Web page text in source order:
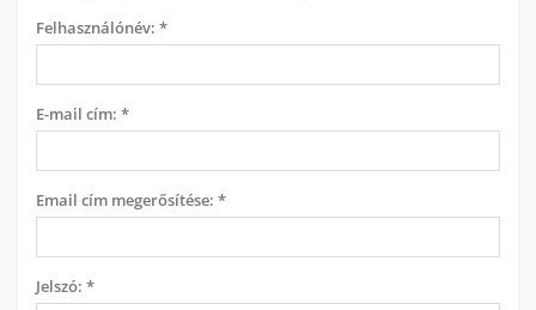
Felhasználónév: *
E-mail cím: *
Email cím megerősítése: *
Jelszó: *